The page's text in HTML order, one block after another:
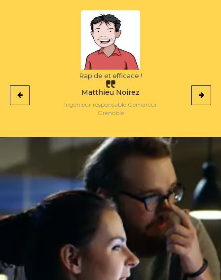
C'est puissant !
Thomas Noirez
Ingénieur responsable R&D